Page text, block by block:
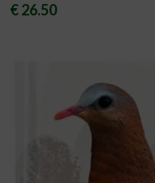
€ 26.50